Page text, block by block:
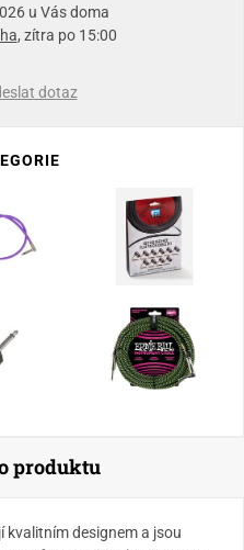
u Vás doma
, zítra po 15:00
dotaz
produktu
kvalitním designem a jsou